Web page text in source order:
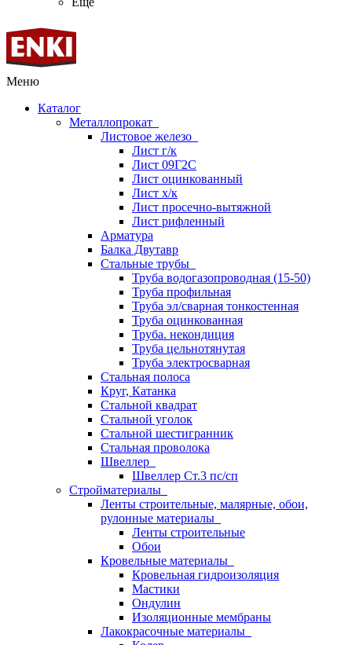
Меню
Каталог
Металлопрокат
Листовое железо
Лист г/к
Лист 09Г2С
Лист оцинкованный
Лист х/к
Лист просечно-вытяжной
Лист рифленный
Арматура
Балка Двутавр
Стальные трубы
Труба водогазопроводная (15-50)
Труба профильная
Труба эл/сварная тонкостенная
Труба оцинкованная
Труба. некондиция
Труба цельнотянутая
Труба электросварная
Стальная полоса
Круг, Катанка
Стальной квадрат
Стальной уголок
Стальной шестигранник
Стальная проволока
Швеллер
Швеллер Ст.3 пс/сп
Стройматериалы
Ленты строительные, малярные, обои,
рулонные материалы
Ленты строительные
Обои
Кровельные материалы
Кровельная гидроизоляция
Мастики
Ондулин
Изоляционные мембраны
Лакокрасочные материалы